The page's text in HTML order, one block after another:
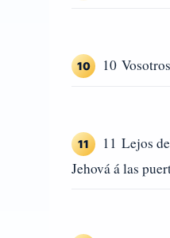
10 10
11
11 Lejos
Jehová á las